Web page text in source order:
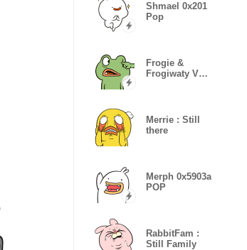
Shmael 0x201
Pop
Frogie &
Frogiwaty V
Merrie : Still
there
Merph 0x5903a
POP
RabbitFam :
Still Family